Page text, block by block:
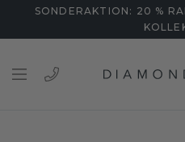
SONDERAKTION: 20 %